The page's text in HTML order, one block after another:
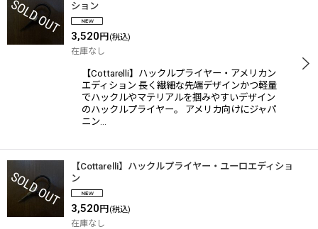
ション
3,520 円 (税込)
在庫なし
【Cottarelli】ハックルプライヤー・アメリカン
エディション 長く繊細な先端デザインかつ軽量
でハックルやマテリアルを掴みやすいデザイン
のハックルプライヤー。 アメリカ向けにジャパ
ニン…
【Cottarelli】ハックルプライヤー・ユーロエディショ
ン
3,520 円 (税込)
在庫なし